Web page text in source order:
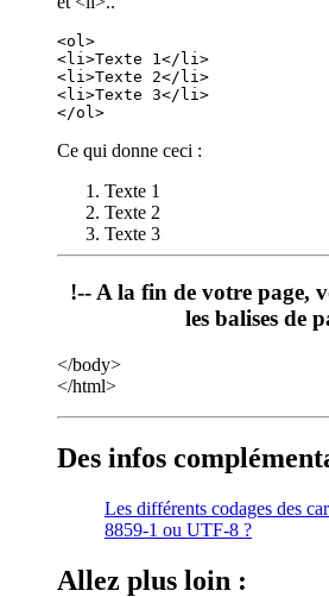
<ol>
<li>Texte 1</li>
<li>Texte 2</li>
<li>Texte 3</li>
Ce qui donne ceci :
Texte 1
Texte 2
Texte 3
!-- A la fin de votre page,
les balises de
</body>
</html>
Des infos
Les différents codages des
8859-1 ou UTF-8 ?
Allez plus loin :